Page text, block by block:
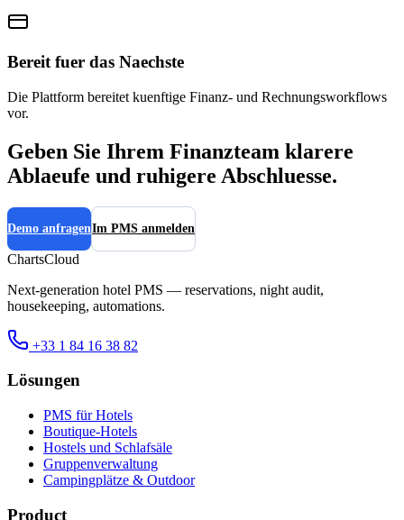
Bereit fuer das Naechste
Die Plattform bereitet kuenftige Finanz- und Rechnungsworkflows
vor.
Geben Sie Ihrem Finanzteam klarere
Ablaeufe und ruhigere Abschluesse.
Demo anfragenIm PMS anmelden
ChartsCloud
Next-generation hotel PMS — reservations, night audit,
housekeeping, automations.
+33 1 84 16 38 82
Lösungen
PMS für Hotels
Boutique-Hotels
Hostels und Schlafsäle
Gruppenverwaltung
Campingplätze & Outdoor
Product